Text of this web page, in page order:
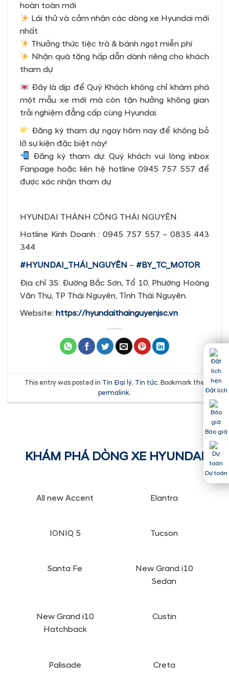
hoàn toàn mới
Lái thử và cảm nhận các dòng xe Hyundai mới
nhất
Thưởng thức tiệc trà & bánh ngọt miễn phí
Nhận quà tặng hấp dẫn dành riêng cho khách
tham dự
Đây là dịp để Quý Khách không chỉ khám phá
một mẫu xe mới mà còn tận hưởng không gian
trải nghiệm đẳng cấp cùng Hyundai.
Đăng ký tham dự ngay hôm nay để không bỏ
lỡ sự kiện đặc biệt này!
Đăng ký tham dự: Quý khách vui lòng inbox
Fanpage hoặc liên hệ hotline 0945 757 557 để
được xác nhận tham dự
HYUNDAI THÀNH CÔNG THÁI NGUYÊN
Hotline Kinh Doanh : 0945 757 557 – 0835 443
344
#HYUNDAI_THÁI_NGUYÊN – #BY_TC_MOTOR
Địa chỉ 3S: Đường Bắc Sơn, Tổ 10, Phường Hoàng
Văn Thụ, TP Thái Nguyên, Tỉnh Thái Nguyên.
Website: https://hyundaithainguyenjsc.vn
This entry was posted in Tin Đại lý, Tin tức. Bookmark the
permalink.
KHÁM PHÁ DÒNG XE HYUNDAI
All new Accent Elantra
IONIQ 5 Tucson
Santa Fe
New Grand i10
Sedan
New Grand i10
Hatchback
Custin
Palisade Creta
Đặt lịch
Báo giá
Dự toán